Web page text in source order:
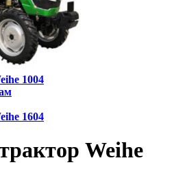
1004
1604
Weihe